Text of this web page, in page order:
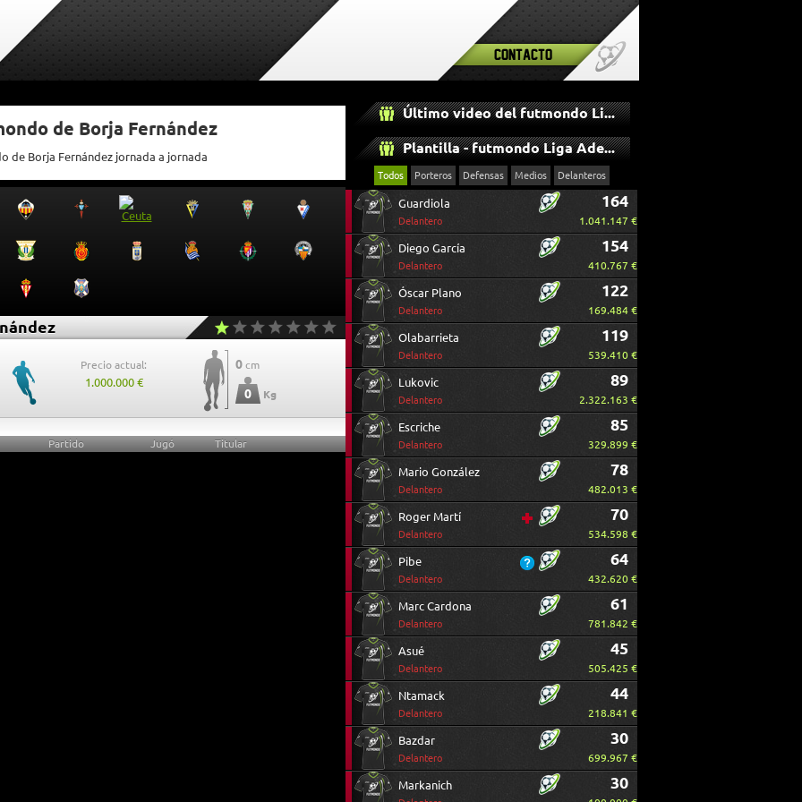
Contacto
de Borja Fernández
de Borja Fernández jornada a jornada
Precio actual:
1.000.000 €
0 cm
0 Kg
Partido Jugó Titular
Último video del futmondo Liga Adelante
Plantilla - futmondo Liga Adelante
Todos Porteros Defensas Medios Delanteros
Guardiola
Delantero
164
1.041.147 €
Diego García
Delantero
154
410.767 €
Óscar Plano
Delantero
122
169.484 €
Olabarrieta
Delantero
119
539.410 €
Lukovic
Delantero
89
2.322.163 €
Escriche
Delantero
85
329.899 €
Mario González
Delantero
78
482.013 €
Roger Martí
Delantero
70
534.598 €
Pibe
Delantero
64
432.620 €
Marc Cardona
Delantero
61
781.842 €
Asué
Delantero
45
505.425 €
Ntamack
Delantero
44
218.841 €
Bazdar
Delantero
30
699.967 €
Markanich 30